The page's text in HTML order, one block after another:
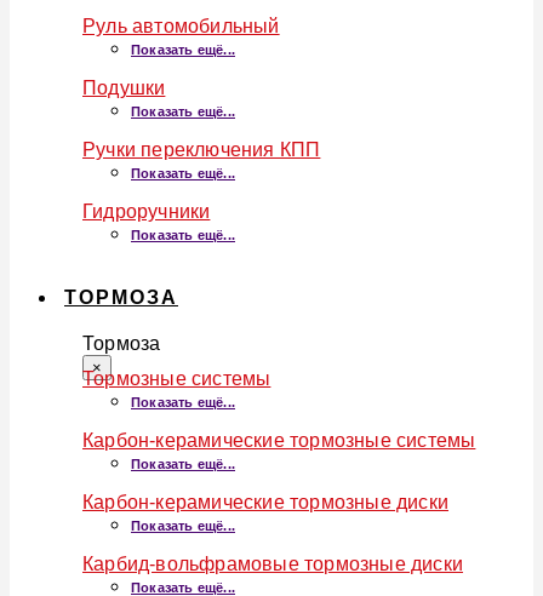
Руль автомобильный
Показать ещё...
Подушки
Показать ещё...
Ручки переключения КПП
Показать ещё...
Гидроручники
Показать ещё...
ТОРМОЗА
Тормоза
×
Тормозные системы
Показать ещё...
Карбон-керамические тормозные системы
Показать ещё...
Карбон-керамические тормозные диски
Показать ещё...
Карбид-вольфрамовые тормозные диски
Показать ещё...